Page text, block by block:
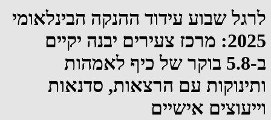
לרגל שבוע עידוד ההנקה הבינלאומי
2025: מרכז צעירים יבנה יקיים
ב-5.8 בוקר של כיף לאמהות
ותינוקות עם הרצאות, סדנאות
וייעוצים אישיים